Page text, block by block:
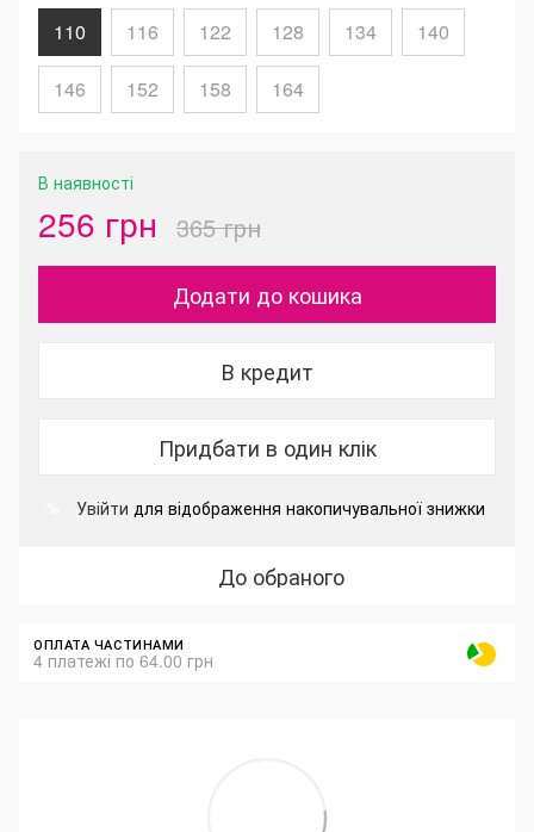
110 116 122 128 134 140
146 152 158 164
В наявності
256 грн 365 грн
Додати до кошика
В кредит
Придбати в один клік
Увійти для відображення накопичувальної знижки
До обраного
ОПЛАТА ЧАСТИНАМИ
4 платежі по 64.00 грн